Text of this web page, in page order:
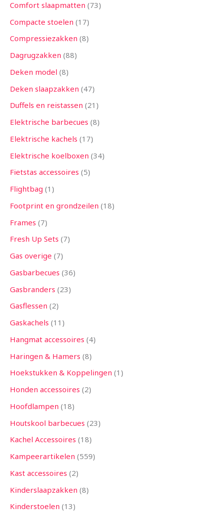
Comfort slaapmatten 73
Compacte stoelen 17
Compressiezakken 8
Dagrugzakken 88
Deken model 8
Deken slaapzakken 47
Duffels en reistassen 21
Elektrische barbecues 8
Elektrische kachels 17
Elektrische koelboxen 34
Fietstas accessoires 5
Flightbag 1
Footprint en grondzeilen 18
Frames 7
Fresh Up Sets 7
Gas overige 7
Gasbarbecues 36
Gasbranders 23
Gasflessen 2
Gaskachels 11
Hangmat accessoires 4
Haringen & Hamers 8
Hoekstukken & Koppelingen 1
Honden accessoires 2
Hoofdlampen 18
Houtskool barbecues 23
Kachel Accessoires 18
Kampeerartikelen 559
Kast accessoires 2
Kinderslaapzakken 8
Kinderstoelen 13